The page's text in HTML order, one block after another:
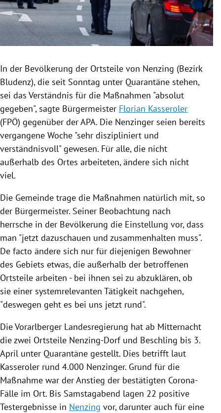
Untermenü
Untermenü
Untermenü
In der Bevölkerung der Ortsteile von Nenzing (Bezirk
Bludenz), die seit Sonntag unter Quarantäne stehen,
sei das Verständnis für die Maßnahmen "absolut
gegeben", sagte Bürgermeister Florian Kasseroler
(FPÖ) gegenüber derAPA. Die Nenzinger seien bereits
vergangene Woche "sehr diszipliniert und
verständnisvoll" gewesen. Für alle, die nicht
außerhalb des Ortes arbeiteten, ändere sich nicht
viel.
Die Gemeinde trage die Maßnahmen natürlich mit, so
der Bürgermeister. Seiner Beobachtung nach
herrsche in der Bevölkerung die Einstellung vor, dass
man "jetzt dazuschauen und zusammenhalten muss".
De facto ändere sich nur für diejenigen Bewohner
des Gebiets etwas, die außerhalb der betroffenen
Ortsteile arbeiten - bei ihnen sei zu abzuklären, ob
sie einer systemrelevanten Tätigkeit nachgehen,
"deswegen geht es bei uns jetzt rund".
Die Vorarlberger Landesregierung hat ab Mitternacht
die zwei Ortsteile Nenzing-Dorf und Beschling bis 3.
April unter Quarantäne gestellt. Dies betrifft laut
Kasseroler rund 4.000 Nenzinger. Grund für die
Maßnahme war der Anstieg der bestätigten Corona-
Fälle im Ort. Bis Samstagabend lagen 22 positive
Testergebnisse in Nenzing vor, darunter auch für eine